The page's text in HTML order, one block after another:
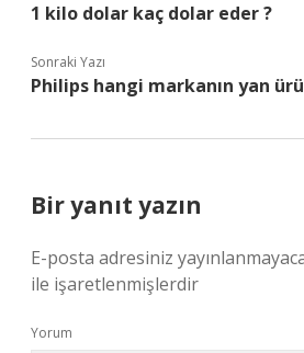
1 kilo dolar kaç dolar eder ?
Sonraki Yazı
Philips hangi markanın yan
Bir yanıt yazın
E-posta adresiniz
ile işaretlenmişlerdir
Yorum